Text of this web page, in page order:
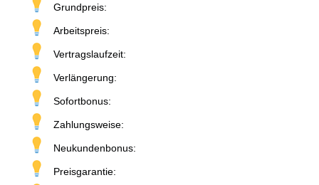
Grundpreis:
Arbeitspreis:
Vertragslaufzeit:
Verlängerung:
Sofortbonus:
Zahlungsweise:
Neukundenbonus:
Preisgarantie: